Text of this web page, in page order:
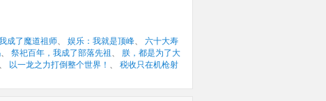
成了魔道祖师 娱乐：我就是顶峰
六十大寿
祭祀百年，我成了部落先祖
朕，都是为了大
以一龙之力打倒整个世界！
税收只在机枪射